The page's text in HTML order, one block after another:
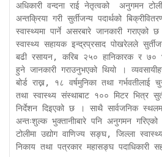
अधिकारी वन्दना राई नेतृत्वको  अनुगमन
अन्तक्रिया गरी सुर्तीजन्य पदार्थको
स्वास्थ्यमा पार्ने असरबारे जानकारी गराएको
स्वास्थ्य सहायक इन्द्रप्रसाद पोखरेलले
बढी रसायन, करिब २५० हानिकारक र ७०
हुने जानकारी गराउनुभएको थियो ।
बोर्ड राख्न, १८ वर्षमुनिका तथा गर्भवतीलाई
तथा स्वास्थ्य संस्थाबाट १०० मिटर भित्र
निर्देशन दिइएको छ । साथै सार्वजनिक
अन्तःशुल्क भुक्तानीाबारे पनि अनुगमन
टोलीमा उद्योग वाणिज्य सङ्घ, जिल्ला
निकाय तथा पत्रकार महासङ्घ पदाधिकारी